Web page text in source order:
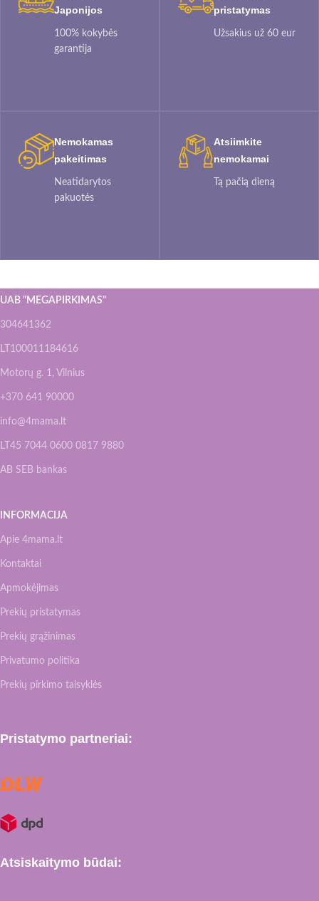
Japonijos
100% kokybės
garantija
pristatymas
Užsakius už 60 eur
Atsiimkite
nemokamai
Tą pačią dieną
Nemokamas
pakeitimas
Neatidarytos
pakuotės
UAB "MEGAPIRKIMAS"
304641362
LT100011184616
Motorų g. 1, Vilnius
+370 641 90000
info@4mama.lt
LT45 7044 0600 0817 9880
AB SEB bankas
INFORMACIJA
Apie 4mama.lt
Kontaktai
Apmokėjimas
Prekių pristatymas
Prekių grąžinimas
Privatumo politika
Prekių pirkimo taisyklės
Pristatymo partneriai:
Atsiskaitymo būdai: